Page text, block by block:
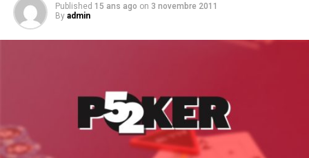
Published 15 ans ago on 3 novembre 2011
By admin